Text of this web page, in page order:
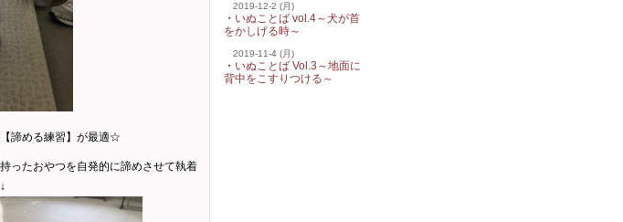
諦める練習】が最適☆
ったおやつを自発的に諦めさせて執着
2019-12-2 (月)
・ いぬことば vol.4～犬が首
をかしげる時～
2019-11-4 (月)
・ いぬことば Vol.3～地面に
背中をこすりつける～